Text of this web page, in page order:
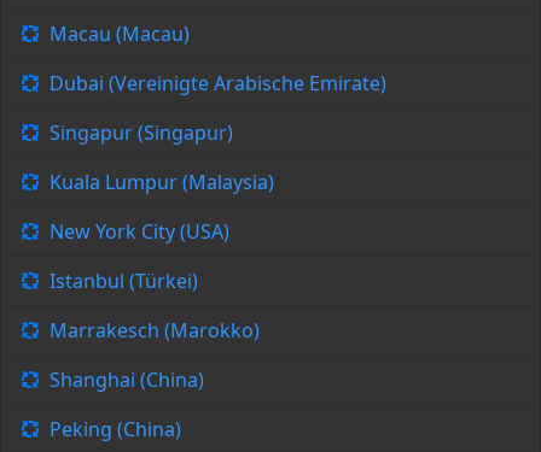
Macau (Macau)
Dubai (Vereinigte Arabische Emirate)
Singapur (Singapur)
Kuala Lumpur (Malaysia)
New York City (USA)
Istanbul (Türkei)
Marrakesch (Marokko)
Shanghai (China)
Peking (China)